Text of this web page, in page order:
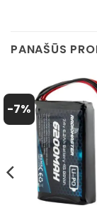
PANAŠŪS
-7%